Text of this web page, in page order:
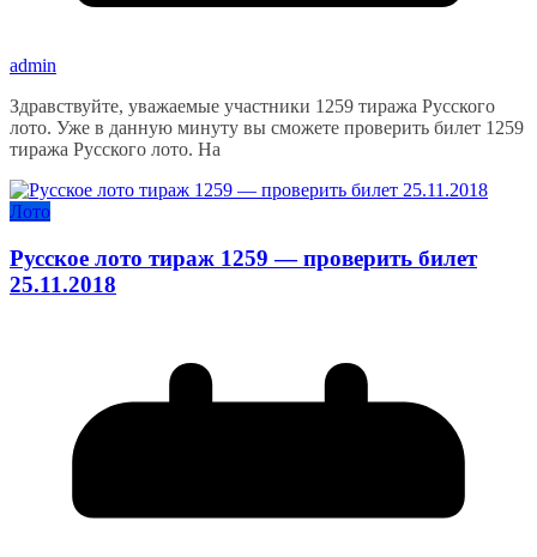
admin
Здравствуйте, уважаемые участники 1259 тиража Русского
лото. Уже в данную минуту вы сможете проверить билет 1259
тиража Русского лото. На
Лото
Русское лото тираж 1259 — проверить билет
25.11.2018